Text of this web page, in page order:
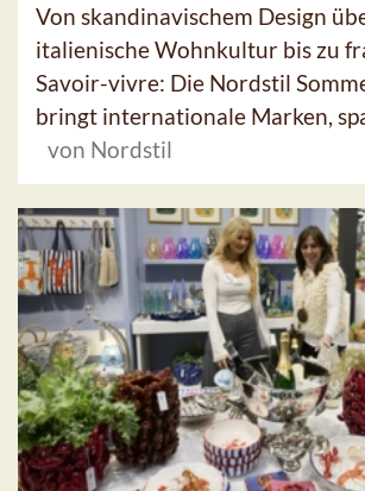
Von skandinavischem Design
italienische Wohnkultur bis zu
Savoir-vivre: Die Nordstil
bringt internationale Marken,
von Nordstil